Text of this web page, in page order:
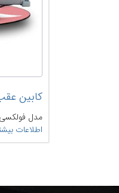
کابین
مدل فولکسی 135
اطلاعات